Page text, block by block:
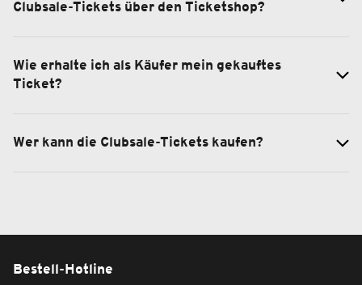
Clubsale-Tickets über den Ticketshop?
Wie erhalte ich als Käufer mein gekauftes
Ticket?
Wer kann die Clubsale-Tickets kaufen?
Bestell-Hotline